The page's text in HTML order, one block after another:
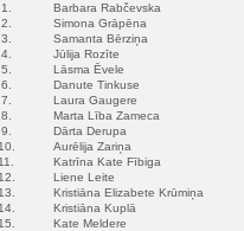
1.
Barbara Rabčevska
2.
Simona Grāpēna
3.
Samanta Bērziņa
4.
Jūlija Rozīte
5.
Lāsma Ēvele
6.
Danute Tinkuse
7.
Laura Gaugere
8.
Marta Lība Zameca
9.
Dārta Derupa
10.
Aurēlija Zariņa
11.
Katrīna Kate Fībiga
12.
Liene Leite
13.
Kristiāna Elizabete Krūmiņa
14.
Kristiāna Kuplā
15.
Kate Meldere